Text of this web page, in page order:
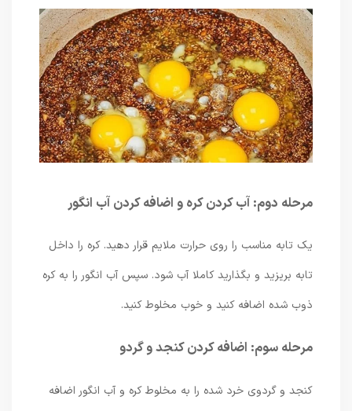
مرحله دوم: آب کردن کره و اضافه کردن آب انگور
یک تابه مناسب را روی حرارت ملایم قرار دهید. کره را داخل
تابه بریزید و بگذارید کاملا آب شود. سپس آب انگور را به کره
ذوب شده اضافه کنید و خوب مخلوط کنید.
مرحله سوم: اضافه کردن کنجد و گردو
کنجد و گردوی خرد شده را به مخلوط کره و آب انگور اضافه